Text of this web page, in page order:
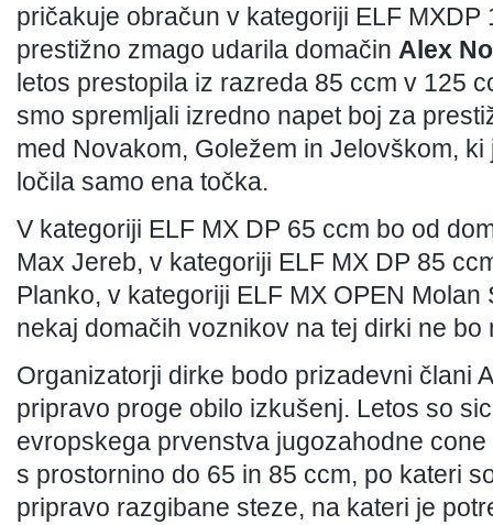
pričakuje obračun v kategoriji ELF
prestižno zmago udarila domačin Alex
letos prestopila iz razreda 85 ccm v 125
smo spremljali izredno napet boj za
med Novakom, Goležem in Jelovškom,
ločila samo ena točka.
V kategoriji ELF MX DP 65 ccm bo od
Max Jereb, v kategoriji ELF MX DP 85
Planko, v kategoriji ELF MX OPEN
nekaj domačih voznikov na tej dirki ne bo
Organizatorji dirke bodo prizadevni člani
pripravo proge obilo izkušenj. Letos so
evropskega prvenstva jugozahodne
s prostornino do 65 in 85 ccm, po kateri
pripravo razgibane steze, na kateri je